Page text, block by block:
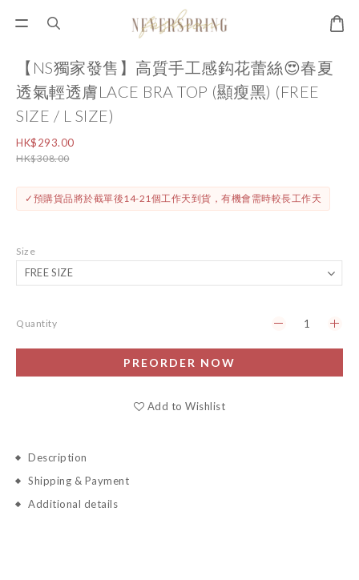
【NS獨家發售】高質手工感鈎花蕾絲😍春夏
透氣輕透膚LACE BRA TOP (顯瘦黑) (FREE
SIZE / L SIZE)
HK$293.00
HK$308.00
✓預購貨品將於截單後14-21個工作天到貨，有機會需時較長工作天
Size
Quantity
PREORDER NOW
Add to Wishlist
Description
Shipping & Payment
Additional details